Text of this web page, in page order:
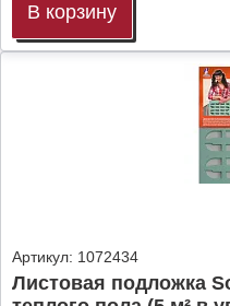
В корзину
Артикул: 1072434
Листовая подложка